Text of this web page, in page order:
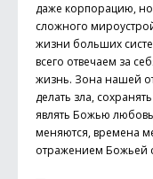
даже корпорацию,
сложного
жизни больших
всего отвечаем за
жизнь. Зона нашей
делать зла,
являть Божью
меняются, времена
отражением Божьей